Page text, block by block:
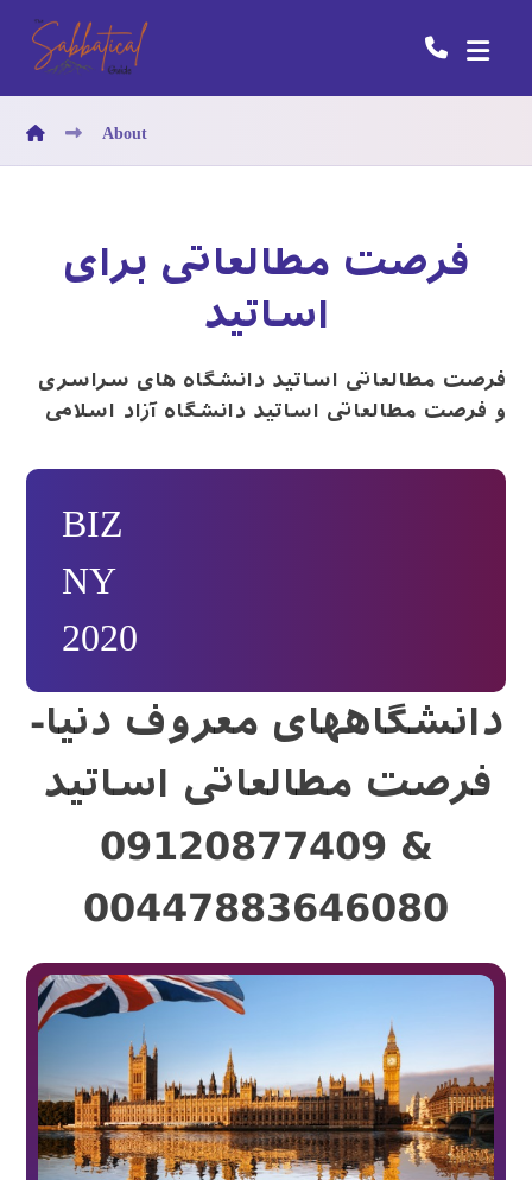
About
فرصت مطالعاتی برای
اساتید
فرصت مطالعاتی اساتید دانشگاه های سراسری
و فرصت مطالعاتی اساتید دانشگاه آزاد اسلامی
BIZ
NY
2020
دانشگاههای معروف دنیا-
فرصت مطالعاتی اساتید
09120877409 &
00447883646080